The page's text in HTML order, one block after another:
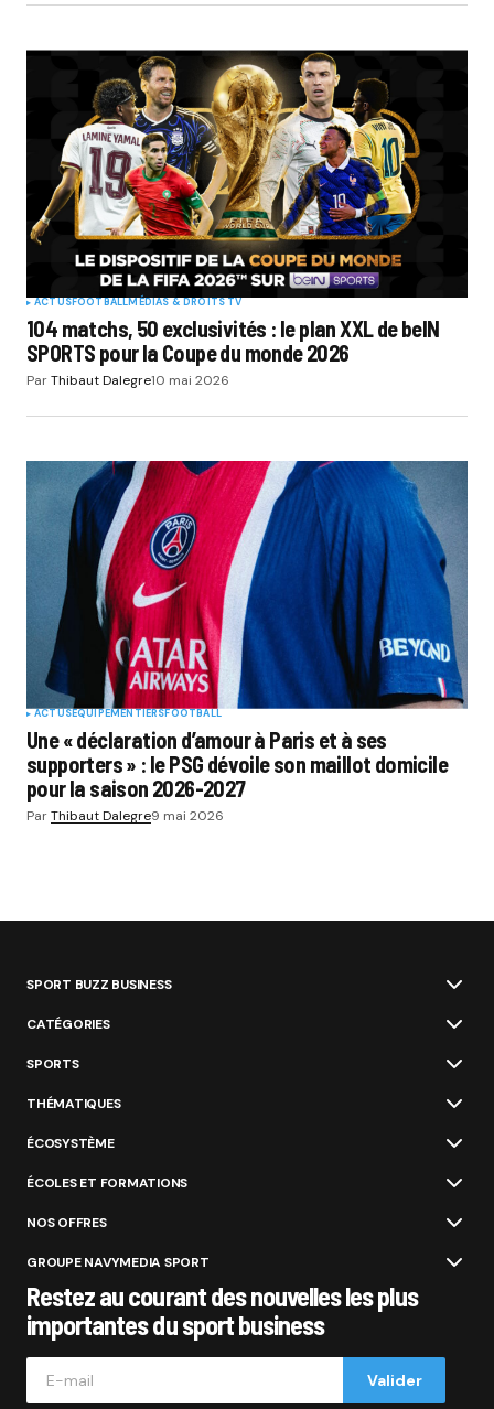
ACTUSFOOTBALLMÉDIAS & DROITS TV
104 matchs, 50 exclusivités : le plan XXL de beIN
SPORTS pour la Coupe du monde 2026
ParThibaut Dalegre10 mai 2026
ACTUSEQUIPEMENTIERSFOOTBALL
Une « déclaration d’amour à Paris et à ses
supporters » : le PSG dévoile son maillot domicile
pour la saison 2026-2027
ParThibaut Dalegre9 mai 2026
SPORT BUZZ BUSINESS
CATÉGORIES
SPORTS
THÉMATIQUES
ÉCOSYSTÈME
ÉCOLES ET FORMATIONS
NOS OFFRES
GROUPE NAVYMEDIA SPORT
Restez au courant des nouvelles les plus
importantes du sport business
Valider